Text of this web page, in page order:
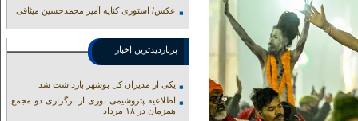
عکس/ استوری کنایه آمیز محمدحسین میثاقی
پربازدیدترین اخبار
یکی از مدیران کل بوشهر بازداشت شد
اطلاعیه پتروشیمی نوری از برگزاری دو مجمع
همزمان در ۱۸ مرداد